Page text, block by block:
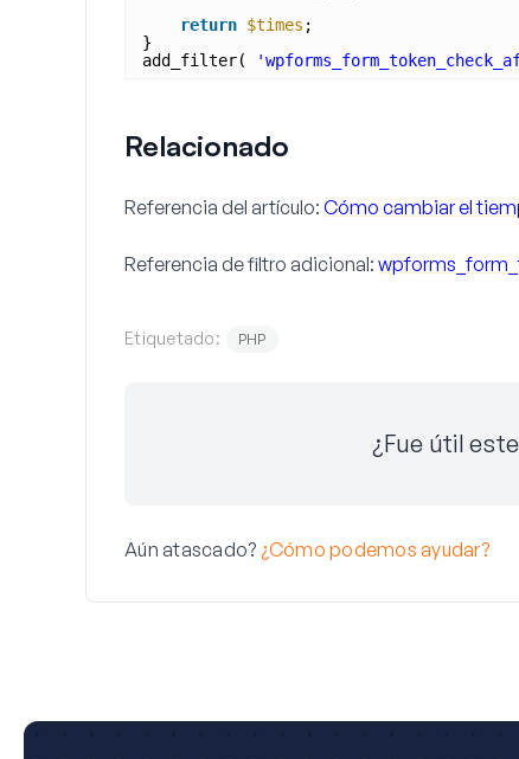
return $times ;
}
add_filter(
Relacionado
Referencia del artículo: Cómo cambiar el
Referencia de filtro adicional:
Etiquetado: PHP
¿Fue útil
Aún atascado? ¿Cómo podemos ayudar?